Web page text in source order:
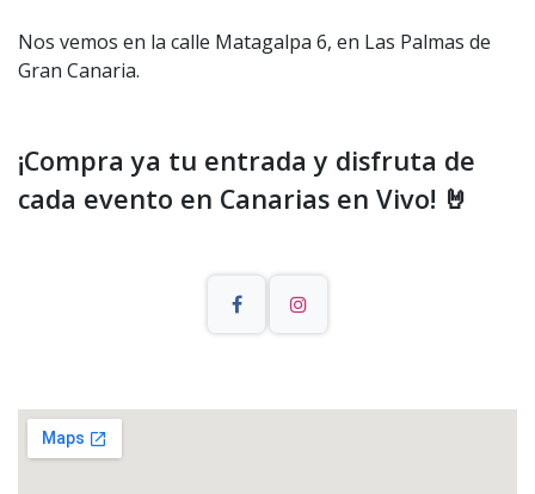
Nos vemos en la calle Matagalpa 6, en Las Palmas de
Gran Canaria.
¡Compra ya tu entrada y disfruta de
cada evento en Canarias en Vivo! 🤘